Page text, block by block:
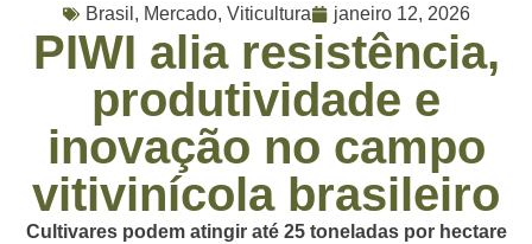
Brasil , Mercado, Viticultura janeiro 12, 2026
PIWI alia resistência,
produtividade e
inovação no campo
vitivinícola brasileiro
Cultivares podem atingir até 25 toneladas por hectare